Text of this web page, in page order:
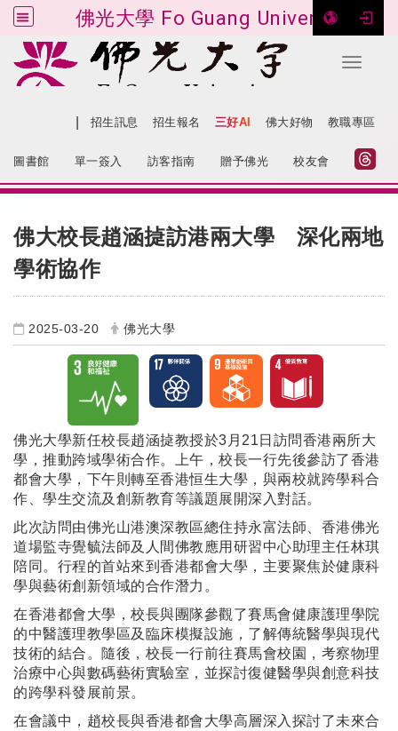
佛光大學 Fo Guang University
Toggle
跳到主要內容
招生訊息 招生報名 三好AI 佛大好物 教職專區
圖書館 單一簽入 訪客指南 贈予佛光 校友會
佛大校長趙涵㨗訪港兩大學 深化兩地
學術協作
2025-03-20 佛光大學
佛光大學新任校長趙涵㨗教授於3月21日訪問香港兩所大
學，推動跨域學術合作。上午，校長一行先後參訪了香港
都會大學，下午則轉至香港恒生大學，與兩校就跨學科合
作、學生交流及創新教育等議題展開深入對話。
此次訪問由佛光山港澳深教區總住持永富法師、香港佛光
道場監寺覺毓法師及人間佛教應用研習中心助理主任林琪
陪同。行程的首站來到香港都會大學，主要聚焦於健康科
學與藝術創新領域的合作潛力。
在香港都會大學，校長與團隊參觀了賽馬會健康護理學院
的中醫護理教學區及臨床模擬設施，了解傳統醫學與現代
技術的結合。隨後，校長一行前往賽馬會校園，考察物理
治療中心與數碼藝術實驗室，並探討復健醫學與創意科技
的跨學科發展前景。
在會議中，趙校長與香港都會大學高層深入探討了未來合